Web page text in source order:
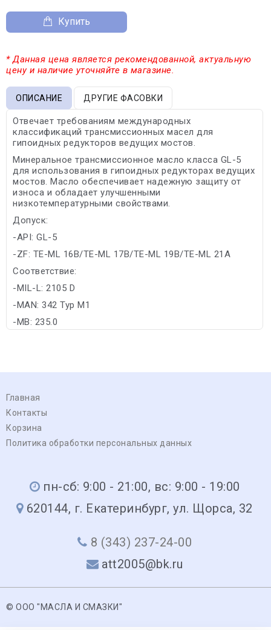
Купить
* Данная цена является рекомендованной, актуальную
цену и наличие уточняйте в магазине.
ОПИСАНИЕ ДРУГИЕ ФАСОВКИ
Отвечает требованиям международных
классификаций трансмиссионных масел для
гипоидных редукторов ведущих мостов.
Минеральное трансмиссионное масло класса GL-5
для использования в гипоидных редукторах ведущих
мостов. Масло обеспечивает надежную защиту от
износа и обладает улучшенными
низкотемпературными свойствами.
Допуск:
-API: GL-5
-ZF: TE-ML 16B/TE-ML 17B/TE-ML 19B/TE-ML 21A
Соответствие:
-MIL-L: 2105 D
-MAN: 342 Typ M1
-MB: 235.0
Главная
Контакты
Корзина
Политика обработки персональных данных
пн-сб: 9:00 - 21:00, вс: 9:00 - 19:00
620144, г. Екатеринбург, ул. Щорса, 32
8 (343) 237-24-00
att2005@bk.ru
© ООО "МАСЛА И СМАЗКИ"